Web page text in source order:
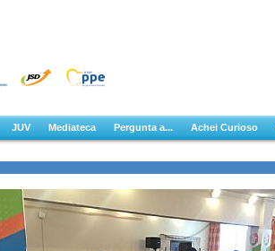
JUV Mediateca Pergunta a... Achei Curioso